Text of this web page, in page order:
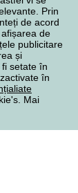
Prin
de acord
de
publicitare
și
setate în
în
Mai